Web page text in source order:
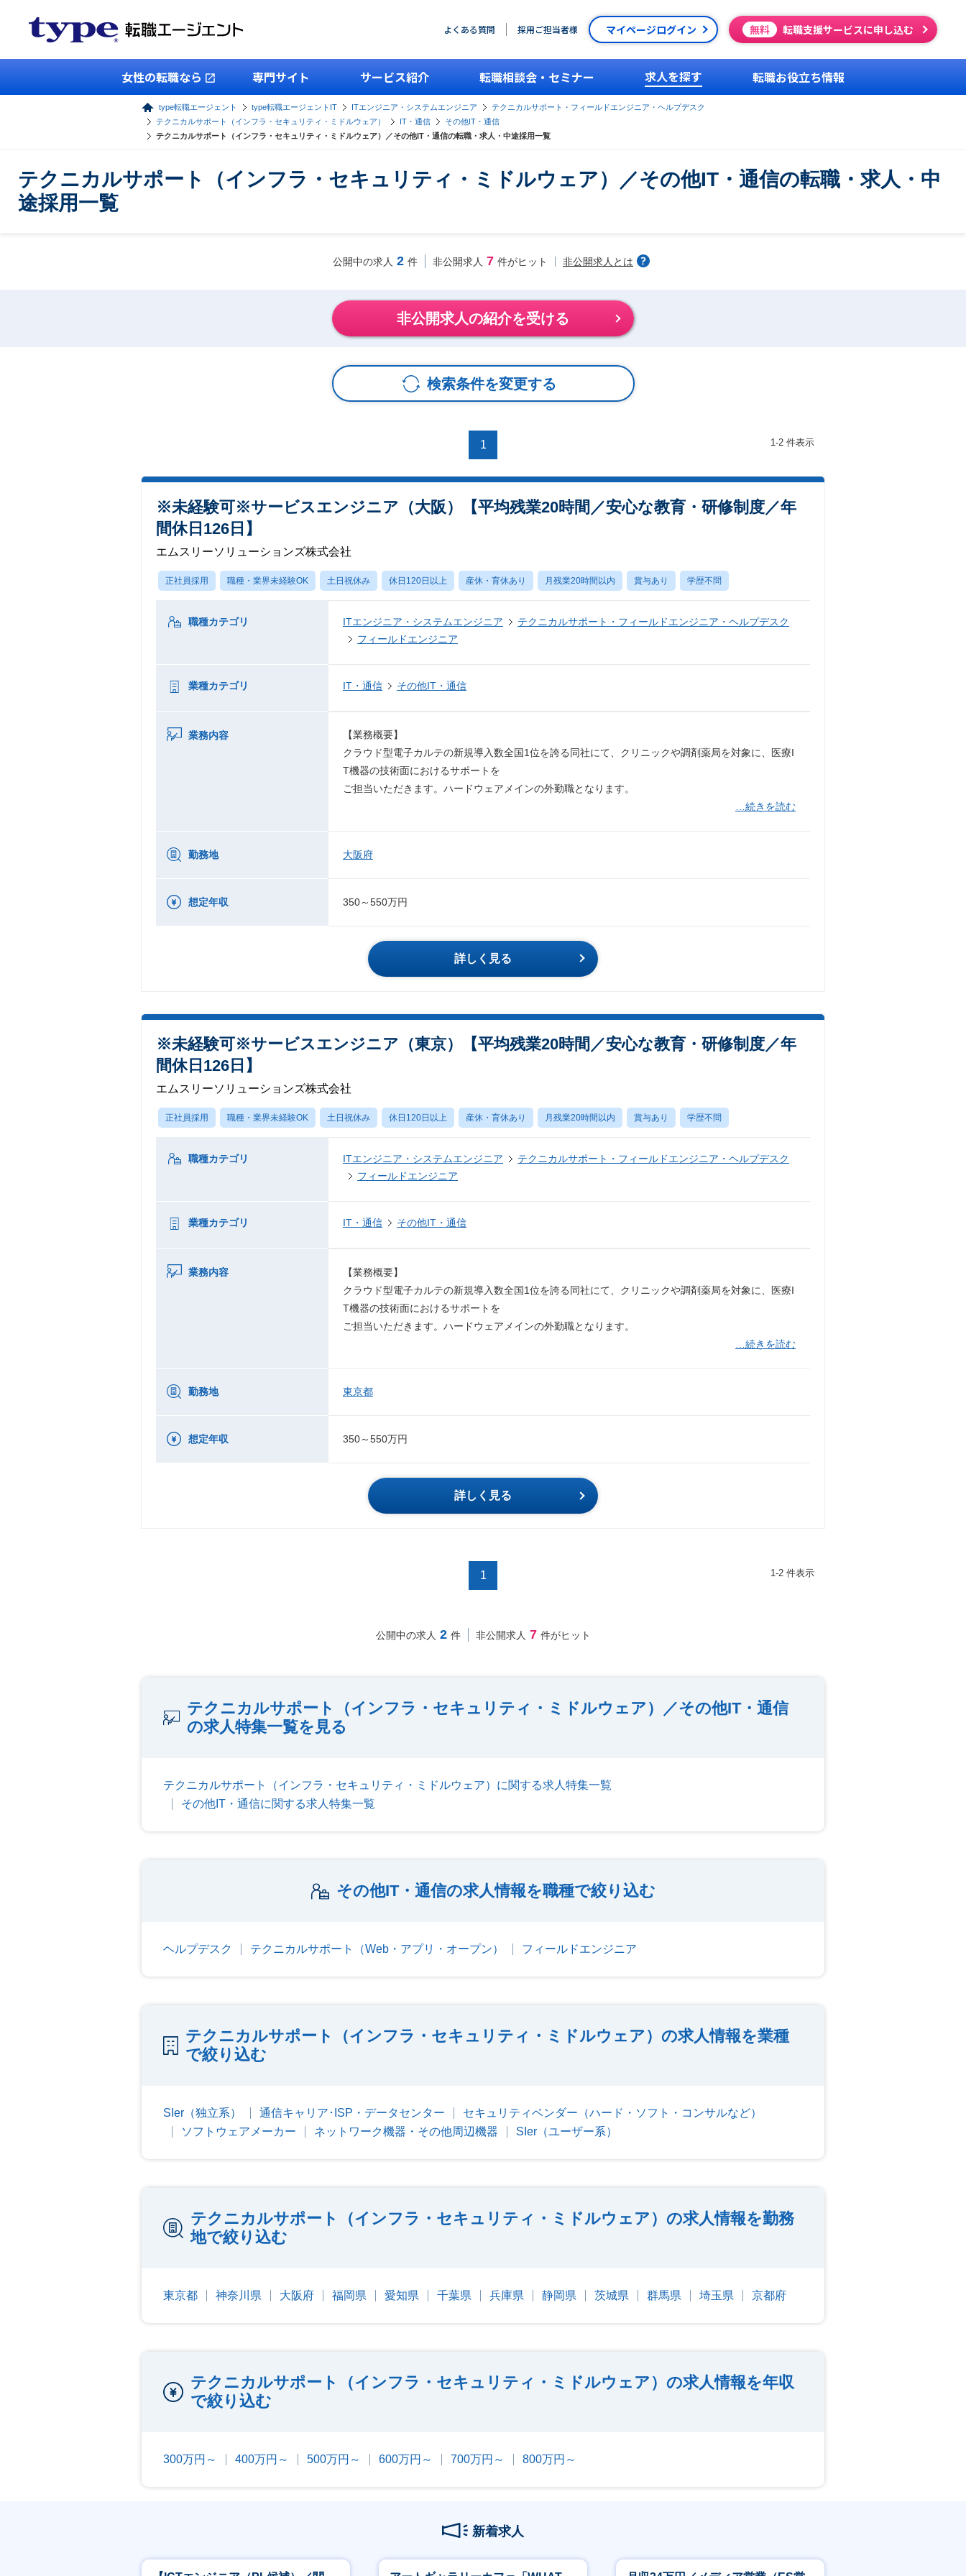
よくある質問 採用ご担当者様 マイページログイン 無料 転職支援サービスに申し込む
女性の転職なら 専門サイト サービス紹介 転職相談会・セミナー 求人を探す 転職お役立ち情報
type転職エージェント type転職エージェントIT ITエンジニア・システムエンジニア
テクニカルサポート・フィールドエンジニア・ヘルプデスク
テクニカルサポート（インフラ・セキュリティ・ミドルウェア）
IT・通信
その他IT・通信
テクニカルサポート（インフラ・セキュリティ・ミドルウェア）／その他IT・通信の転職・求人・中途採用一覧
テクニカルサポート（インフラ・セキュリティ・ミドルウェア）／その他IT・通信の転職・求人・中
途採用一覧
公開中の求人 2 件 非公開求人 7 件がヒット 非公開求人とは
非公開求人の紹介を受ける
検索条件を変更する
1 1-2 件表示
※未経験可※サービスエンジニア（大阪）【平均残業20時間／安心な教育・研修制度／年
間休日126日】
エムスリーソリューションズ株式会社
正社員採用 職種・業界未経験OK 土日祝休み 休日120日以上 産休・育休あり 月残業20時間以内 賞与あり 学歴不問
職種カテゴリ ITエンジニア・システムエンジニア
テクニカルサポート・フィールドエンジニア・ヘルプデスク
フィールドエンジニア
業種カテゴリ IT・通信 その他IT・通信
業務内容
【業務概要】
クラウド型電子カルテの新規導入数全国1位を誇る同社にて、クリニックや調剤薬局を対象に、医療I
T機器の技術面におけるサポートを
ご担当いただきます。ハードウェアメインの外勤職となります。
…続きを読む
勤務地 大阪府
想定年収 350～550万円
詳しく見る
※未経験可※サービスエンジニア（東京）【平均残業20時間／安心な教育・研修制度／年
間休日126日】
エムスリーソリューションズ株式会社
正社員採用 職種・業界未経験OK 土日祝休み 休日120日以上 産休・育休あり 月残業20時間以内 賞与あり 学歴不問
職種カテゴリ ITエンジニア・システムエンジニア
テクニカルサポート・フィールドエンジニア・ヘルプデスク
フィールドエンジニア
業種カテゴリ IT・通信 その他IT・通信
業務内容
【業務概要】
クラウド型電子カルテの新規導入数全国1位を誇る同社にて、クリニックや調剤薬局を対象に、医療I
T機器の技術面におけるサポートを
ご担当いただきます。ハードウェアメインの外勤職となります。
…続きを読む
勤務地 東京都
想定年収 350～550万円
詳しく見る
1 1-2 件表示
公開中の求人 2 件 非公開求人 7 件がヒット
テクニカルサポート（インフラ・セキュリティ・ミドルウェア）／その他IT・通信
の求人特集一覧を見る
テクニカルサポート（インフラ・セキュリティ・ミドルウェア）に関する求人特集一覧
その他IT・通信に関する求人特集一覧
その他IT・通信の求人情報を職種で絞り込む
ヘルプデスク テクニカルサポート（Web・アプリ・オープン） フィールドエンジニア
テクニカルサポート（インフラ・セキュリティ・ミドルウェア）の求人情報を業種
で絞り込む
SIer（独立系） 通信キャリア･ISP・データセンター
セキュリティベンダー（ハード・ソフト・コンサルなど）
ソフトウェアメーカー
ネットワーク機器・その他周辺機器 SIer（ユーザー系）
テクニカルサポート（インフラ・セキュリティ・ミドルウェア）の求人情報を勤務
地で絞り込む
東京都 神奈川県 大阪府 福岡県 愛知県 千葉県 兵庫県 静岡県 茨城県 群馬県 埼玉県 京都府
テクニカルサポート（インフラ・セキュリティ・ミドルウェア）の求人情報を年収
で絞り込む
300万円～ 400万円～ 500万円～ 600万円～ 700万円～ 800万円～
新着求人